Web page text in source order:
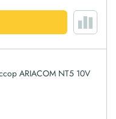
ARIACOM NT5 10V